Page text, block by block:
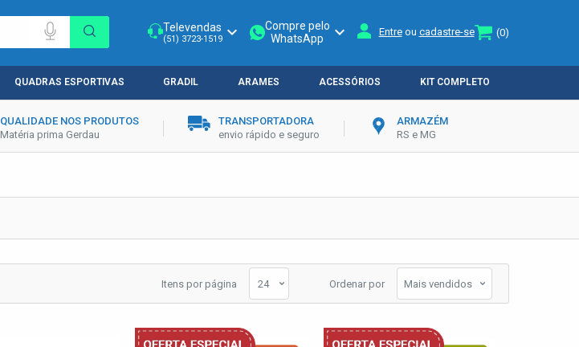
Televendas
(51) 3723-1519keyboard_arrow_down
Compre pelo
WhatsApp
keyboard_arrow_down Entreou cadastre-se (0)
QUADRAS ESPORTIVAS GRADIL ARAMES ACESSÓRIOS KIT COMPLETO
QUALIDADE NOS PRODUTOS
Matéria prima Gerdau
TRANSPORTADORA
envio rápido e seguro
ARMAZÉM
RS e MG
Itens por página Ordenar por